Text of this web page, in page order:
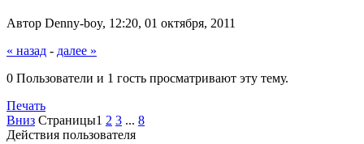
Автор Denny-boy, 12:20, 01 октября, 2011
« назад - далее »
0 Пользователи и 1 гость просматривают эту тему.
Печать
Вниз Страницы1 2 3 ... 8
Действия пользователя